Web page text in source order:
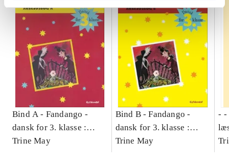
Bind A - Fandango -
dansk for 3. klasse :
grundbog -- Arbejdsbog.
Trine May
Bind B -Fandango -
dansk for 3. klasse :
grundbog -- Arbejdsbog.
Trine May
- -
-